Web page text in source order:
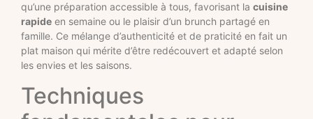
qu’une préparation accessible à tous, favorisant la cuisine
rapide en semaine ou le plaisir d’un brunch partagé en
famille. Ce mélange d’authenticité et de praticité en fait un
plat maison qui mérite d’être redécouvert et adapté selon
les envies et les saisons.
Techniques